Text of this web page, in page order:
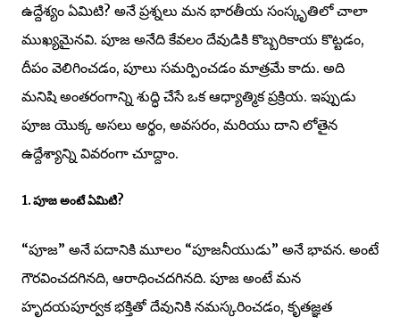
ఉద్దేశ్యం ఏమిటి? అనే ప్రశ్నలు మన భారతీయ సంస్కృతిలో చాలా
ముఖ్యమైనవి. పూజ అనేది కేవలం దేవుడికి కొబ్బరికాయ కొట్టడం,
దీపం వెలిగించడం, పూలు సమర్పించడం మాత్రమే కాదు. అది
మనిషి అంతరంగాన్ని శుద్ధి చేసే ఒక ఆధ్యాత్మిక ప్రక్రియ. ఇప్పుడు
పూజ యొక్క అసలు అర్థం, అవసరం, మరియు దాని లోతైన
ఉద్దేశ్యాన్ని వివరంగా చూద్దాం.
1. పూజ అంటే ఏమిటి?
“పూజ” అనే పదానికి మూలం “పూజనీయుడు” అనే భావన. అంటే
గౌరవించదగినది, ఆరాధించదగినది. పూజ అంటే మన
హృదయపూర్వక భక్తితో దేవునికి నమస్కరించడం, కృతజ్ఞత